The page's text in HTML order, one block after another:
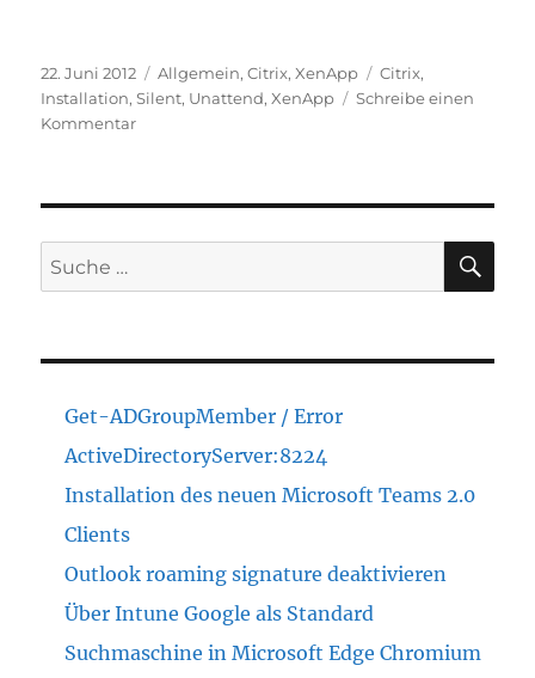
Veröffentlicht
am
22. Juni 2012 Kategorien
Allgemein,Citrix,XenApp Schlagwörter
Citrix,
Installation,Silent, Unattend,XenApp
Schreibe einen
Kommentarzu
System
bringt
Error
1603
Suche
nach:
Get-ADGroupMember / Error
ActiveDirectoryServer:8224
Installation des neuen Microsoft Teams 2.0
Clients
Outlook roaming signature deaktivieren
Über Intune Google als Standard
Suchmaschine in Microsoft Edge Chromium